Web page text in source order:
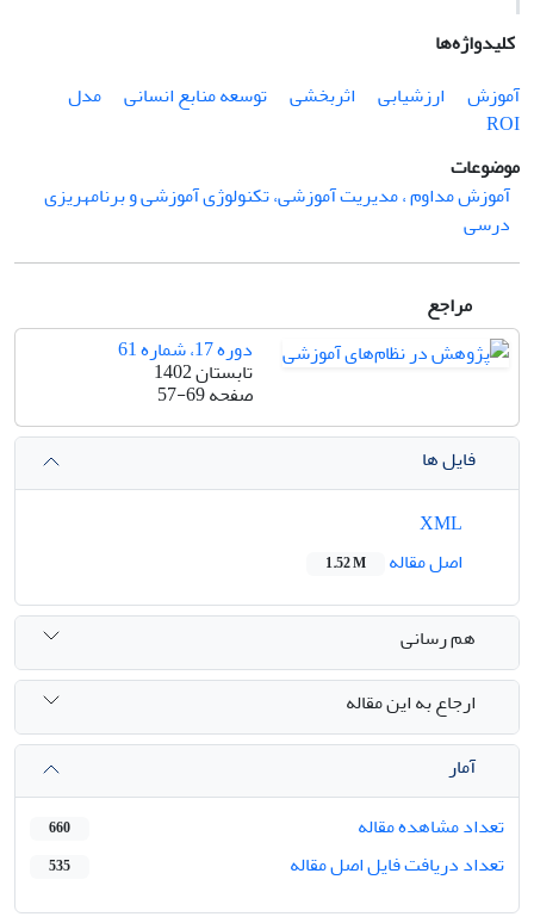
کلیدواژه‌ها
آموزش
ارزشیابی اثربخشی توسعه منابع انسانی
مدل
ROI
موضوعات
آموزش مداوم ، مدیریت آموزشی، تکنولوژی آموزشی و برنامه­ریزی
درسی
مراجع
دوره 17، شماره 61
تابستان 1402
صفحه57-69
فایل ها
اصل مقاله
1.52 M
هم رسانی
ارجاع به این مقاله
آمار
تعداد مشاهده مقاله
660
تعداد دریافت فایل اصل مقاله 535